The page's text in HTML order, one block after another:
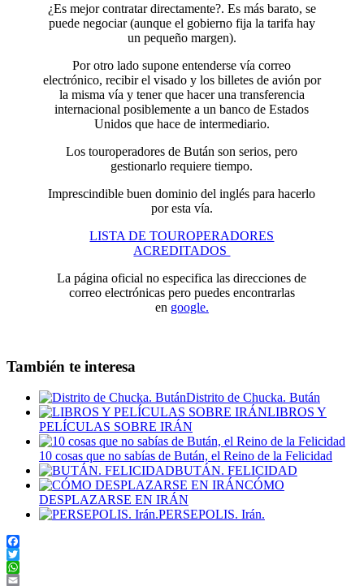
¿Es mejor contratar directamente?. Es más barato, se
puede negociar (aunque el gobierno fija la tarifa hay
un pequeño margen).
Por otro lado supone entenderse vía correo
electrónico, recibir el visado y los billetes de avión por
la misma vía y tener que hacer una transferencia
internacional posiblemente a un banco de Estados
Unidos que hace de intermediario.
Los touroperadores de Bután son serios, pero
gestionarlo requiere tiempo.
Imprescindible buen dominio del inglés para hacerlo
por esta vía.
LISTA DE TOUROPERADORES
ACREDITADOS
La página oficial no especifica las direcciones de
correo electrónicas pero puedes encontrarlas
en google.
También te interesa
Distrito de Chucka. Bután
LIBROS Y
PELÍCULAS SOBRE IRÁN
10 cosas que no sabías de Bután, el Reino de la Felicidad
BUTÁN. FELICIDAD
CÓMO
DESPLAZARSE EN IRÁN
PERSEPOLIS. Irán.
Facebook
Twitter
WhatsApp